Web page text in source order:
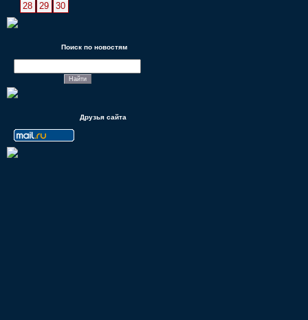
28
29 30
Поиск по новостям
Друзья сайта